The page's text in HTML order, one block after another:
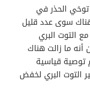
الحذر في
سوى عدد قليل
التوت البري
أنه ما زالت هناك
توصية قياسية
التوت البري لخفض